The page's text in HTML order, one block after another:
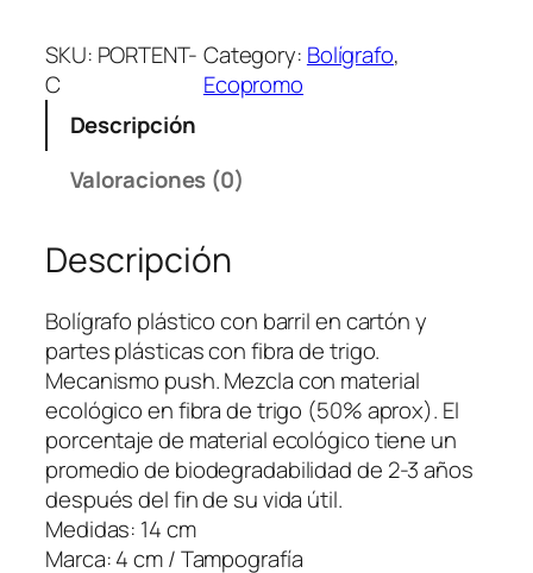
l
í
g
P
o
r
t
e
n
t
C
a
r
t
SKU: PORTENT-
C
Category: Bolígrafo
Ecopromo
Descripción
Valoraciones (0)
Descripción
Bolígrafo plástico con barril en cartón y
partes plásticas con fibra de trigo.
Mecanismo push. Mezcla con material
ecológico en fibra de trigo (50% aprox). El
porcentaje de material ecológico tiene un
promedio de biodegradabilidad de 2-3 años
después del fin de su vida útil.
Medidas: 14 cm
Marca: 4 cm / Tampografía